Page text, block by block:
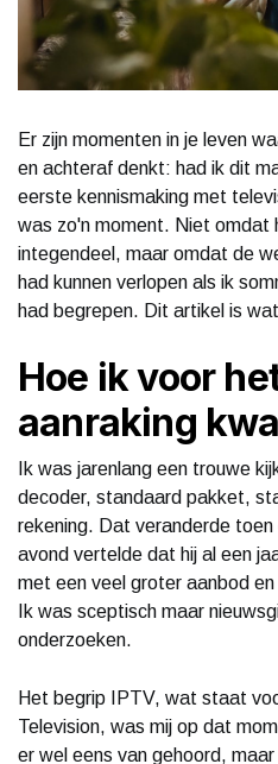
Er zijn momenten in je leven
en achteraf denkt: had ik dit
eerste kennismaking met
was zo'n moment. Niet omdat
integendeel, maar omdat de
had kunnen verlopen als ik
had begrepen. Dit artikel is
Hoe ik voor
aanraking
Ik was jarenlang een trouwe
decoder, standaard pakket,
rekening. Dat veranderde toen
avond vertelde dat hij al een
met een veel groter aanbod
Ik was sceptisch maar
onderzoeken.
Het begrip IPTV, wat staat
Television, was mij op dat
er wel eens van gehoord,